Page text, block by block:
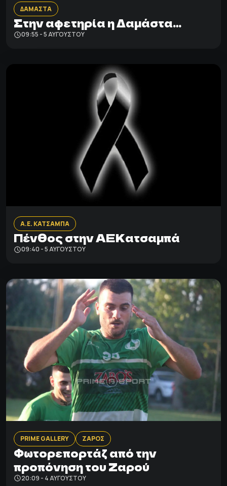
ΔΑΜΑΣΤΑ
Στην αφετηρία η Δαμάστα…
09:55 - 5 ΑΥΓΟΎΣΤΟΥ
Α.Ε. ΚΑΤΣΑΜΠΑ
Πένθος στην ΑΕΚατσαμπά
09:40 - 5 ΑΥΓΟΎΣΤΟΥ
PRIME GALLERY ΖΑΡΟΣ
Φωτορεπορτάζ από την
προπόνηση του Ζαρού
20:09 - 4 ΑΥΓΟΎΣΤΟΥ